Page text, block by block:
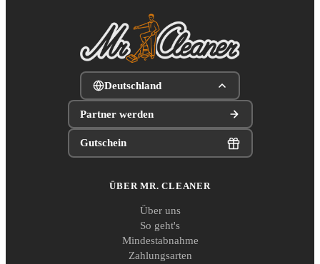
Deutschland
Partner werden
Gutschein
ÜBER MR. CLEANER
Über uns
So geht's
Mindestabnahme
Zahlungsarten